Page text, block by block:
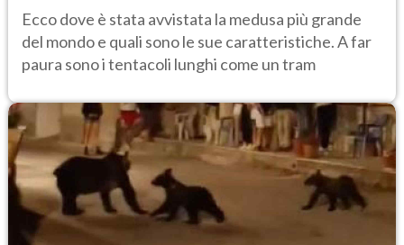
metri, più di un tram cittadino
Ecco dove è stata avvistata la medusa più grande
del mondo e quali sono le sue caratteristiche. A far
paura sono i tentacoli lunghi come un tram